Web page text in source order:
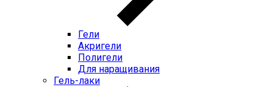
Гели
Акригели
Полигели
Для наращивания
Гель-лаки